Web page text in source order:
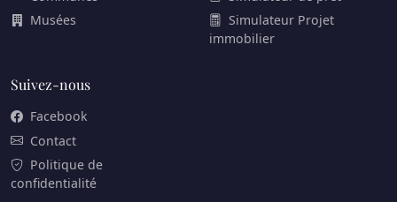
Musées
Simulateur Projet
immobilier
Suivez-nous
Facebook
Contact
Politique de
confidentialité